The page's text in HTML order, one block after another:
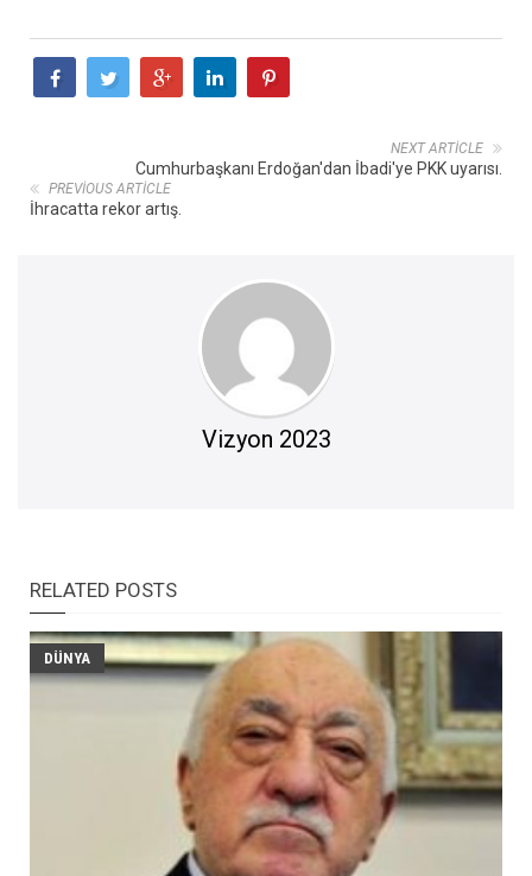
NEXT ARTICLE
Cumhurbaşkanı Erdoğan'dan İbadi'ye PKK uyarısı.
PREVIOUS ARTICLE
İhracatta rekor artış.
Vizyon 2023
RELATED POSTS
DÜNYA